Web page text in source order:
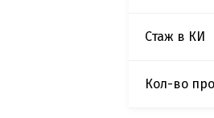
Стаж в КИ
Кол-во